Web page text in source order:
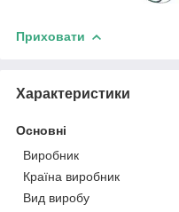
Приховати
Характеристики
Основні
Виробник
Країна виробник
Вид виробу